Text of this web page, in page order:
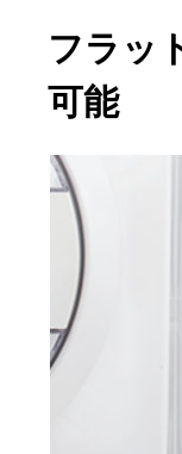
フラッ
可能